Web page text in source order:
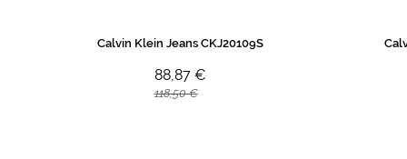
Calvin Klein Jeans CKJ20109S
88,87 €
118,50 €